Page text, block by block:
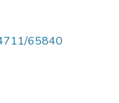
65840